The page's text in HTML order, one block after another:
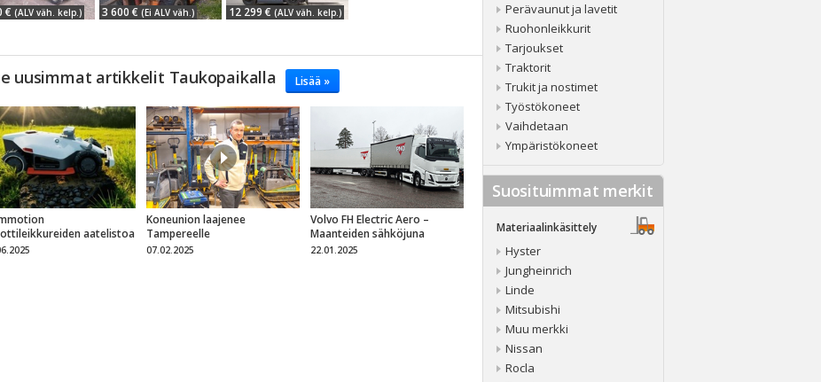
€ (ALV väh. kelp.) 3 600 € (Ei ALV väh.) 12 299 € (ALV väh. kelp.)
uusimmat artikkelit Taukopaikalla Lisää »
aatelistoa
Koneunion laajenee
Tampereelle
07.02.2025
Volvo FH Electric Aero –
Maanteiden sähköjuna
22.01.2025
Perävaunut ja lavetit
Ruohonleikkurit
Tarjoukset
Traktorit
Trukit ja nostimet
Työstökoneet
Vaihdetaan
Ympäristökoneet
Suosituimmat merkit
Materiaalinkäsittely
Hyster
Jungheinrich
Linde
Mitsubishi
Muu merkki
Nissan
Rocla